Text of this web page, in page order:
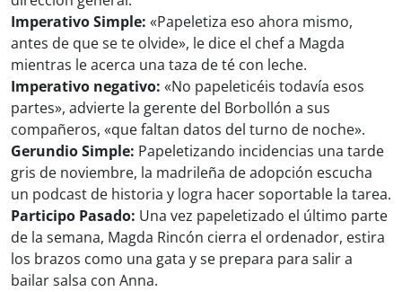
Imperativo Simple: «Papeletiza eso ahora mismo,
antes de que se te olvide», le dice el chef a Magda
mientras le acerca una taza de té con leche.
Imperativo negativo: «No papeleticéis todavía esos
partes», advierte la gerente del Borbollón a sus
compañeros, «que faltan datos del turno de noche».
Gerundio Simple: Papeletizando incidencias una tarde
gris de noviembre, la madrileña de adopción escucha
un podcast de historia y logra hacer soportable la tarea.
Participo Pasado: Una vez papeletizado el último parte
de la semana, Magda Rincón cierra el ordenador, estira
los brazos como una gata y se prepara para salir a
bailar salsa con Anna.